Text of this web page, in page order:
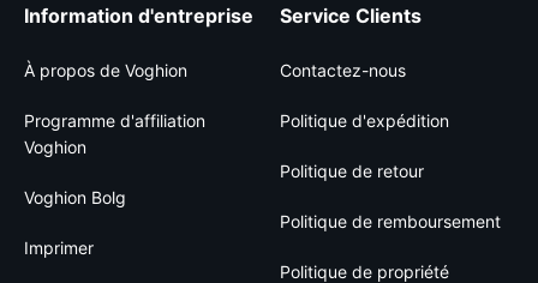
Information d'entreprise
À propos de Voghion
Programme d'affiliation
Voghion
Voghion Bolg
Imprimer
Service Clients
Contactez-nous
Politique d'expédition
Politique de retour
Politique de remboursement
Politique de propriété